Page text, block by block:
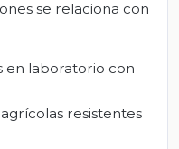
se relaciona con
en laboratorio con
resistentes